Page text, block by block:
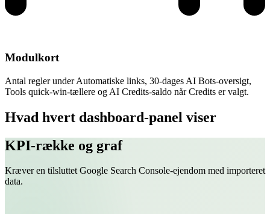
Modulkort
Antal regler under Automatiske links, 30-dages AI Bots-oversigt,
Tools quick-win-tællere og AI Credits-saldo når Credits er valgt.
Hvad hvert dashboard-panel viser
KPI-række og graf
Kræver en tilsluttet Google Search Console-ejendom med importeret
data.